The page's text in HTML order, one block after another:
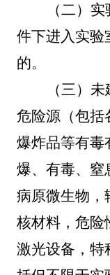
（二）
件下进入实验
的。
（三）
危险源（包括
爆炸品等有毒
爆、有毒、窒
病原微生物，
核材料，危险
激光设备，特